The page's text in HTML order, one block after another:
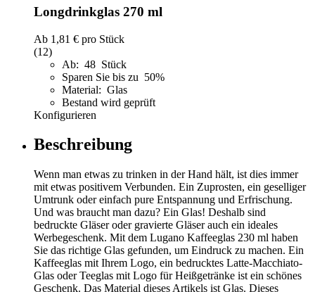
Longdrinkglas 270 ml
Ab 1,81 € pro Stück
(12)
Ab: 48 Stück
Sparen Sie bis zu 50%
Material: Glas
Bestand wird geprüft
Konfigurieren
Beschreibung
Wenn man etwas zu trinken in der Hand hält, ist dies immer
mit etwas positivem Verbunden. Ein Zuprosten, ein geselliger
Umtrunk oder einfach pure Entspannung und Erfrischung.
Und was braucht man dazu? Ein Glas! Deshalb sind
bedruckte Gläser oder gravierte Gläser auch ein ideales
Werbegeschenk. Mit dem Lugano Kaffeeglas 230 ml haben
Sie das richtige Glas gefunden, um Eindruck zu machen. Ein
Kaffeeglas mit Ihrem Logo, ein bedrucktes Latte-Macchiato-
Glas oder Teeglas mit Logo für Heißgetränke ist ein schönes
Geschenk. Das Material dieses Artikels ist Glas. Dieses